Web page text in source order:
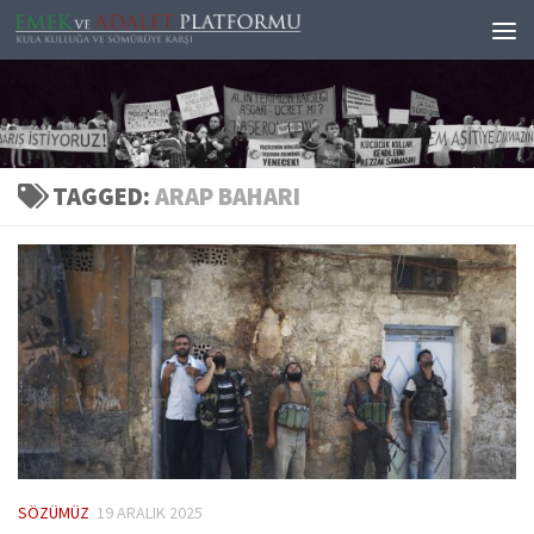
Skip to content
TAGGED:ARAP BAHARI
SÖZÜMÜZ 19 ARALIK 2025